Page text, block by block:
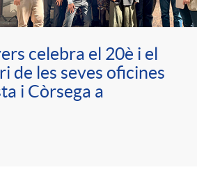
celebra el 20è i el
de les seves oficines
i Còrsega a